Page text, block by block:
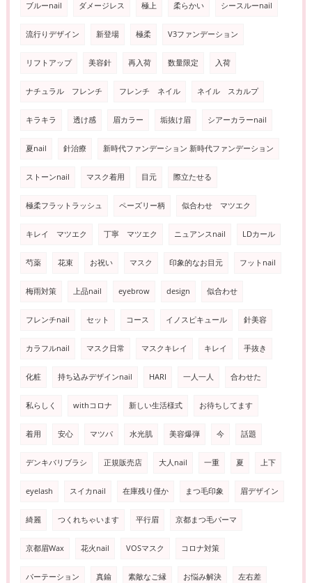
ブルーnail ダメージレス 極上 柔らかい シースルーnail
流行りデザイン 新登場 極柔 V3ファンデーション
リフトアップ 美容針 再入荷 数量限定 入荷
ナチュラル フレンチ フレンチ ネイル ネイル スカルプ
キラキラ 透け感 眉カラー 垢抜け眉 シアーカラーnail
夏nail 針治療 新時代ファンデーション 新時代ファンデーション
ストーンnail マスク着用 目元 際立たせる
極柔フラットラッシュ ペーズリー柄 似合わせ マツエク
キレイ マツエク 丁寧 マツエク ニュアンスnail LDカール
芍薬 花束 お祝い マスク 印象的なお目元 フットnail
梅雨対策 上品nail eyebrow design 似合わせ
フレンチnail セット コース イノスピキュール 針美容
カラフルnail マスク日常 マスクキレイ キレイ 手抜き
化粧 持ち込みデザインnail HARI 一人一人 合わせた
私らしく withコロナ 新しい生活様式 お待ちしてます
着用 安心 マツパ 水光肌 美容爆弾 今 話題
デンキバリブラシ 正規販売店 大人nail 一重 夏 上下
eyelash スイカnail 在庫残り僅か まつ毛印象 眉デザイン
綺麗 つくれちゃいます 平行眉 京都まつ毛パーマ
京都眉Wax 花火nail VOSマスク コロナ対策
パーテーション 真鍮 素敵なご縁 お悩み解決 左右差